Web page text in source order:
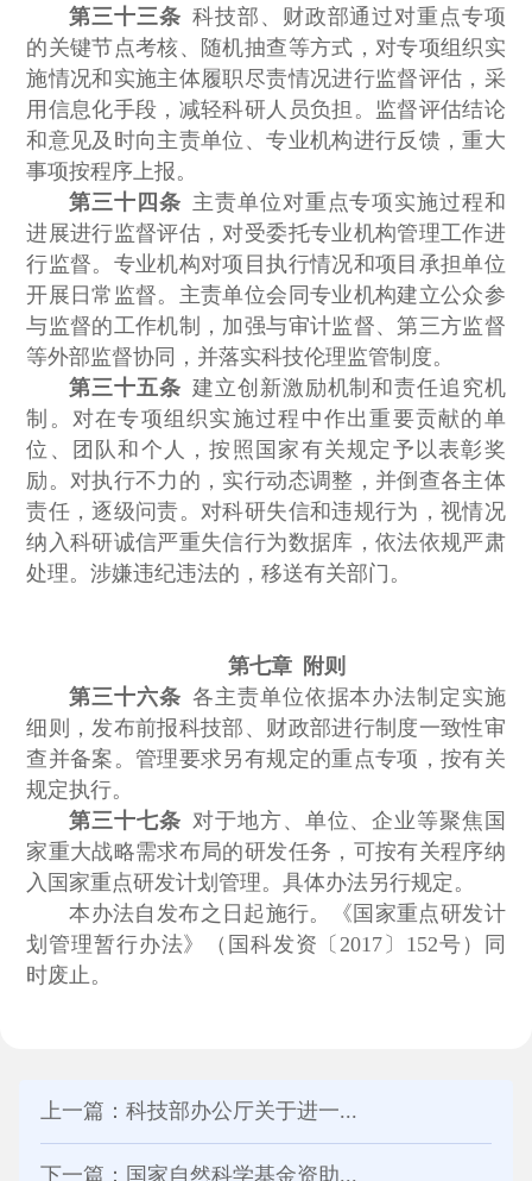
第三十三条 科技部、财政部通过对重点专项
的关键节点考核、随机抽查等方式，对专项组织实
施情况和实施主体履职尽责情况进行监督评估，采
用信息化手段，减轻科研人员负担。监督评估结论
和意见及时向主责单位、专业机构进行反馈，重大
事项按程序上报。
第三十四条 主责单位对重点专项实施过程和
进展进行监督评估，对受委托专业机构管理工作进
行监督。专业机构对项目执行情况和项目承担单位
开展日常监督。主责单位会同专业机构建立公众参
与监督的工作机制，加强与审计监督、第三方监督
等外部监督协同，并落实科技伦理监管制度。
第三十五条 建立创新激励机制和责任追究机
制。对在专项组织实施过程中作出重要贡献的单
位、团队和个人，按照国家有关规定予以表彰奖
励。对执行不力的，实行动态调整，并倒查各主体
责任，逐级问责。对科研失信和违规行为，视情况
纳入科研诚信严重失信行为数据库，依法依规严肃
处理。涉嫌违纪违法的，移送有关部门。
第七章 附则
第三十六条 各主责单位依据本办法制定实施
细则，发布前报科技部、财政部进行制度一致性审
查并备案。管理要求另有规定的重点专项，按有关
规定执行。
第三十七条 对于地方、单位、企业等聚焦国
家重大战略需求布局的研发任务，可按有关程序纳
入国家重点研发计划管理。具体办法另行规定。
本办法自发布之日起施行。《国家重点研发计
划管理暂行办法》（国科发资〔2017〕152号）同
时废止。
上一篇：科技部办公厅关于进一...
下一篇：国家自然科学基金资助...